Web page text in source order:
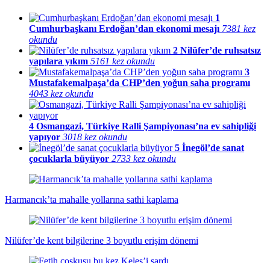
1
Cumhurbaşkanı Erdoğan’dan ekonomi mesajı 7381 kez
okundu
2 Nilüfer’de ruhsatsız
yapılara yıkım 5161 kez okundu
3
Mustafakemalpaşa’da CHP’den yoğun saha programı
4043 kez okundu
4 Osmangazi, Türkiye Ralli Şampiyonası’na ev sahipliği
yapıyor 3018 kez okundu
5 İnegöl’de sanat
çocuklarla büyüyor 2733 kez okundu
Harmancık’ta mahalle yollarına sathi kaplama
Nilüfer’de kent bilgilerine 3 boyutlu erişim dönemi